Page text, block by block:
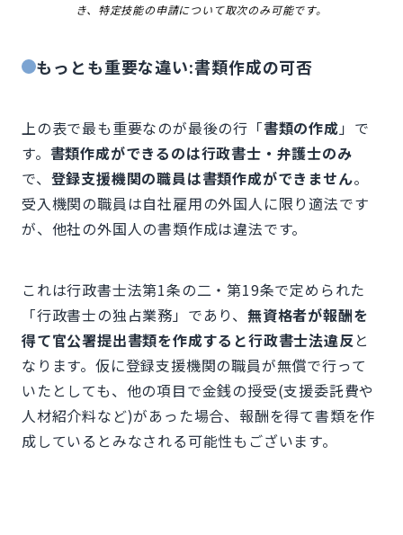
き、特定技能の申請について取次のみ可能です。
もっとも重要な違い:書類作成の可否
上の表で最も重要なのが最後の行「書類の作成 」で
す。 書類作成ができるのは行政書士・弁護士のみ
で、 登録支援機関の職員は書類作成ができません。
受入機関の職員は自社雇用の外国人に限り適法です
が、他社の外国人の書類作成は違法です。
これは行政書士法第1条の二・第19条で定められた
「行政書士の独占業務」であり、無資格者が報酬を
得て官公署提出書類を作成すると行政書士法違反 と
なります。仮に登録支援機関の職員が無償で行って
いたとしても、他の項目で金銭の授受(支援委託費や
人材紹介料など)があった場合、報酬を得て書類を作
成しているとみなされる可能性もございます。